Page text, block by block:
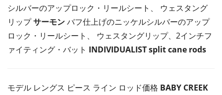
シルバーのアップロック・リールシート、 ウェスタング
リップサーモンバフ仕上げのニッケルシルバーのアップ
ロック・リールシート、 ウェスタングリップ、2インチフ
ァイティング・バット INDIVIDUALIST split cane rods
モデル レングス ピース ライン ロッド価格 BABY CREEK